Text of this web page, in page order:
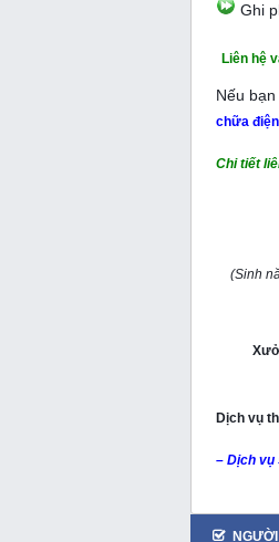
Ghi
Liên hệ
Nếu
chữa
Chi tiết
(Sinh
Dịch vụ
– Dịch vụ